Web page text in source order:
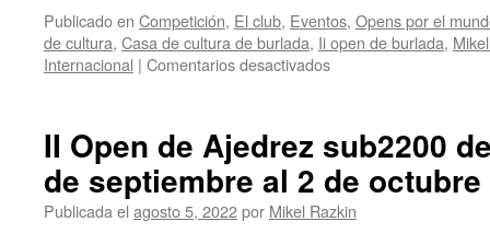
Publicado en Competición, El club, Eventos, Opens por el
de cultura, Casa de cultura de burlada, Ii open de burlada,
Internacional | Comentarios desactivadosen
Open
sub2200
de
Burlada
II Open de Ajedrez sub2200
de septiembre al 2 de octubre
Publicada el agosto 5, 2022por Mikel Razkin